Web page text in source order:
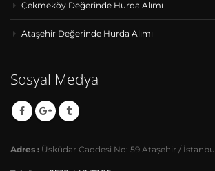
Çekmeköy Değerinde Hurda Alımı
Ataşehir Değerinde Hurda Alımı
Sosyal Medya
Adres : Üsküdar Caddesi No: 59 Ataşehir / İstanbul